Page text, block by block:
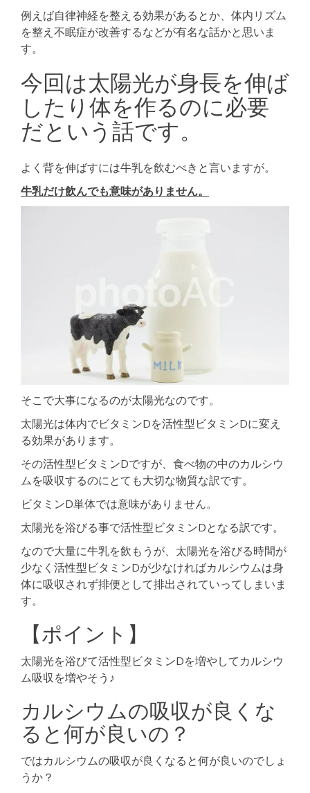
例えば自律神経を整える効果があるとか、体内リズム
を整え不眠症が改善するなどが有名な話かと思いま
す。
今回は太陽光が身長を伸ば
したり体を作るのに必要
だという話です。
よく背を伸ばすには牛乳を飲むべきと言いますが。
牛乳だけ飲んでも意味がありません。
そこで大事になるのが太陽光なのです。
太陽光は体内でビタミンDを活性型ビタミンDに変え
る効果があります。
その活性型ビタミンDですが、食べ物の中のカルシウ
ムを吸収するのにとても大切な物質な訳です。
ビタミンD単体では意味がありません。
太陽光を浴びる事で活性型ビタミンDとなる訳です。
なので大量に牛乳を飲もうが、太陽光を浴びる時間が
少なく活性型ビタミンDが少なければカルシウムは身
体に吸収されず排便として排出されていってしまいま
す。
【ポイント】
太陽光を浴びて活性型ビタミンDを増やしてカルシウ
ム吸収を増やそう♪
カルシウムの吸収が良くな
ると何が良いの？
ではカルシウムの吸収が良くなると何が良いのでしょ
うか？